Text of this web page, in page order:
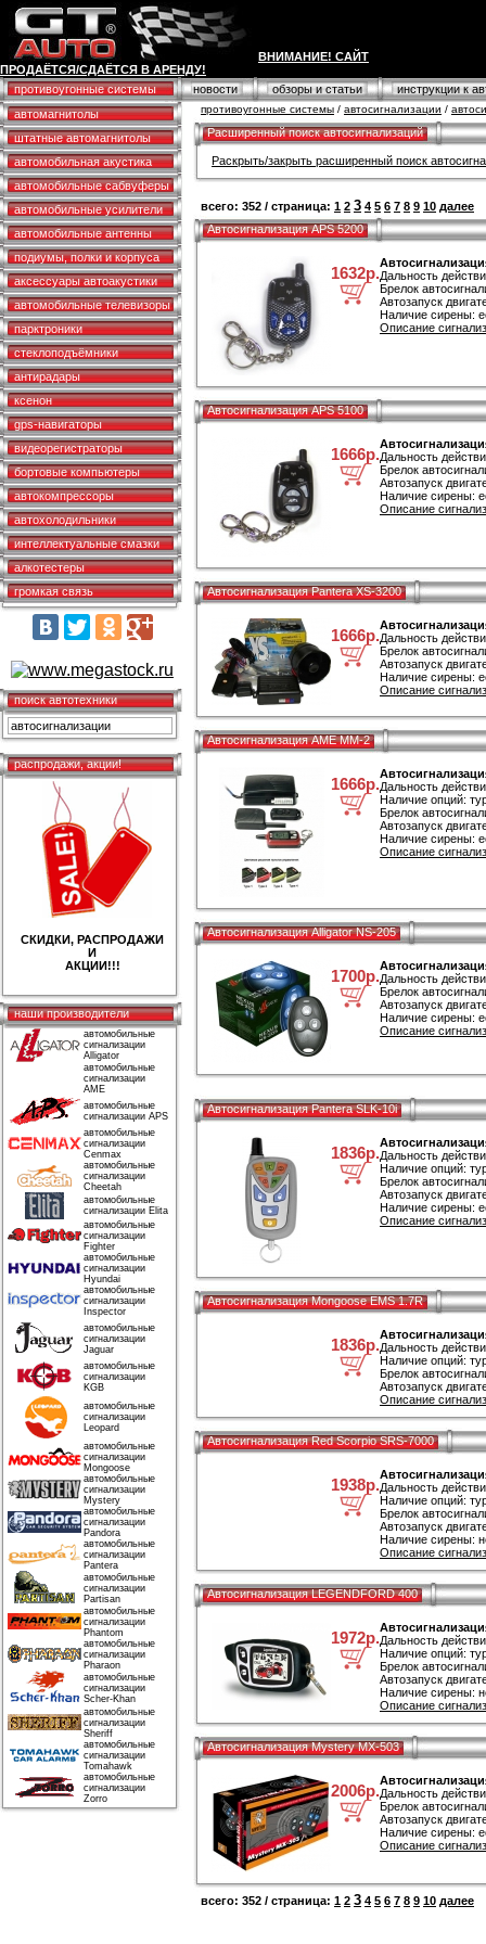
ВНИМАНИЕ! САЙТ
ПРОДАЁТСЯ/СДАЁТСЯ В АРЕНДУ!
противоугонные системы
новости обзоры и статьи
инструкции к
автомагнитолы
штатные автомагнитолы
автомобильная акустика
автомобильные сабвуферы
автомобильные усилители
автомобильные антенны
подиумы, полки и корпуса
аксессуары автоакустики
автомобильные телевизоры
парктроники
стеклоподъёмники
антирадары
ксенон
gps-навигаторы
видеорегистраторы
бортовые компьютеры
автокомпрессоры
автохолодильники
интеллектуальные смазки
алкотестеры
громкая связь
поиск автотехники
распродажи, акции!
СКИДКИ, РАСПРОДАЖИ
И
АКЦИИ!!!
наши производители
автомобильные
сигнализации
Alligator
автомобильные
сигнализации
AME
автомобильные
сигнализации APS
автомобильные
сигнализации
Cenmax
автомобильные
сигнализации
Cheetah
автомобильные
сигнализации Elita
автомобильные
сигнализации
Fighter
автомобильные
сигнализации
Hyundai
автомобильные
сигнализации
Inspector
автомобильные
сигнализации
Jaguar
автомобильные
сигнализации
KGB
автомобильные
сигнализации
Leopard
автомобильные
сигнализации
Mongoose
автомобильные
сигнализации
Mystery
автомобильные
сигнализации
Pandora
автомобильные
сигнализации
Pantera
автомобильные
сигнализации
Partisan
автомобильные
сигнализации
Phantom
автомобильные
сигнализации
Pharaon
автомобильные
сигнализации
Scher-Khan
автомобильные
сигнализации
Sheriff
автомобильные
сигнализации
Tomahawk
автомобильные
сигнализации
Zorro
противоугонные системы / автосигнализации /
Расширенный поиск автосигнализаций
Раскрыть/закрыть расширенный поиск
всего: 352 / страница: 1 2 3 4 5 6 7 8 9 10 далее
Автосигнализация APS 5200
1632р.Дальность
Брелок
Автозапуск
Наличие сирены:
Описание
Автосигнализация APS 5100
1666р.Дальность
Брелок
Автозапуск
Наличие сирены:
Описание
Автосигнализация Pantera XS-3200
1666р.Дальность
Брелок
Автозапуск
Наличие сирены:
Описание
Автосигнализация AME MM-2
1666р.Дальность
Наличие опций:
Брелок
Автозапуск
Наличие сирены:
Описание
Автосигнализация Alligator NS-205
1700р.Дальность
Брелок
Автозапуск
Наличие сирены:
Описание
Автосигнализация Pantera SLK-10i
1836р.Дальность
Наличие опций:
Брелок
Автозапуск
Наличие сирены:
Описание
Автосигнализация Mongoose EMS 1.7R
1836р.Дальность
Наличие опций:
Брелок
Автозапуск
Описание
Автосигнализация Red Scorpio SRS-7000
1938р.Дальность
Наличие опций:
Брелок
Автозапуск
Наличие сирены:
Описание
Автосигнализация LEGENDFORD 400
1972р.Дальность
Наличие опций:
Брелок
Автозапуск
Наличие сирены:
Описание
Автосигнализация Mystery MX-503
2006р.Дальность
Брелок
Автозапуск
Наличие сирены:
Описание
всего: 352 / страница: 1 2 3 4 5 6 7 8 9 10 далее